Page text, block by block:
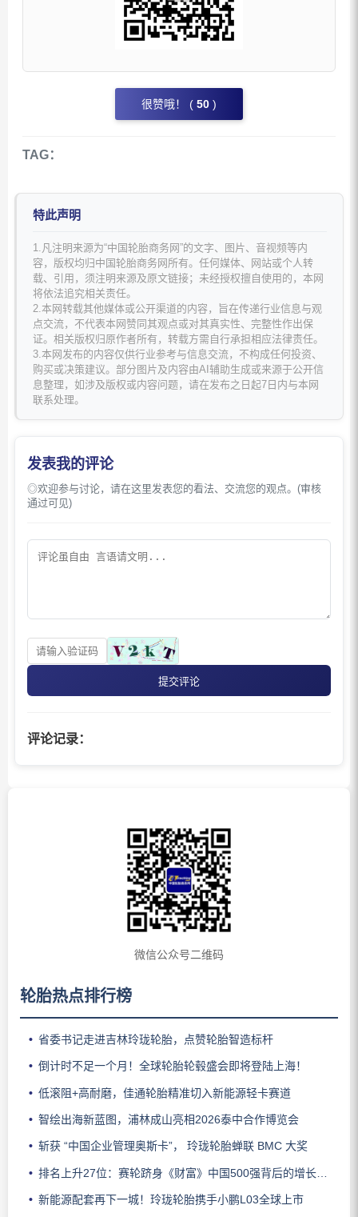
很赞哦！ ( 50 )
TAG：
特此声明
1.凡注明来源为“中国轮胎商务网”的文字、图片、音视频等内
容，版权均归中国轮胎商务网所有。任何媒体、网站或个人转
载、引用，须注明来源及原文链接；未经授权擅自使用的，本网
将依法追究相关责任。
2.本网转载其他媒体或公开渠道的内容，旨在传递行业信息与观
点交流，不代表本网赞同其观点或对其真实性、完整性作出保
证。相关版权归原作者所有，转载方需自行承担相应法律责任。
3.本网发布的内容仅供行业参考与信息交流，不构成任何投资、
购买或决策建议。部分图片及内容由AI辅助生成或来源于公开信
息整理，如涉及版权或内容问题，请在发布之日起7日内与本网
联系处理。
发表我的评论
◎欢迎参与讨论，请在这里发表您的看法、交流您的观点。(审核
通过可见)
提交评论
评论记录：
微信公众号二维码
轮胎热点排行榜
省委书记走进吉林玲珑轮胎，点赞轮胎智造标杆
倒计时不足一个月！全球轮胎轮毂盛会即将登陆上海！
低滚阻+高耐磨，佳通轮胎精准切入新能源轻卡赛道
智绘出海新蓝图，浦林成山亮相2026泰中合作博览会
斩获 “中国企业管理奥斯卡”， 玲珑轮胎蝉联 BMC 大奖
排名上升27位：赛轮跻身《财富》中国500强背后的增长逻辑
新能源配套再下一城！玲珑轮胎携手小鹏L03全球上市